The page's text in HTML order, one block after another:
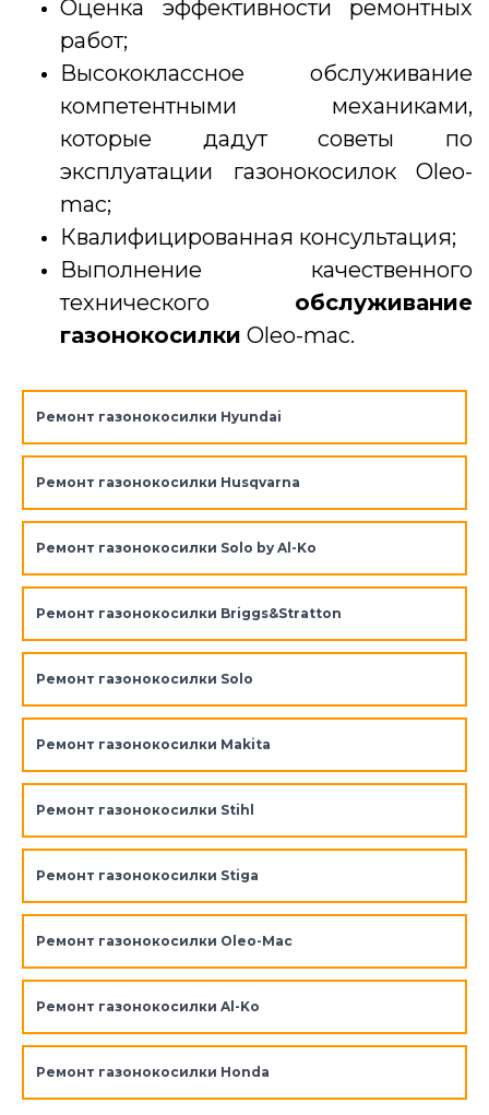
Оценка эффективности ремонтных
работ;
Высококлассное обслуживание
компетентными механиками,
которые дадут советы по
эксплуатации газонокосилок Oleo-
mac;
Квалифицированная консультация;
Выполнение качественного
технического обслуживание
газонокосилки Oleo-mac.
Ремонт газонокосилки Hyundai
Ремонт газонокосилки Husqvarna
Ремонт газонокосилки Solo by Al-Ko
Ремонт газонокосилки Briggs&Stratton
Ремонт газонокосилки Solo
Ремонт газонокосилки Makita
Ремонт газонокосилки Stihl
Ремонт газонокосилки Stiga
Ремонт газонокосилки Oleo-Mac
Ремонт газонокосилки Al-Ko
Ремонт газонокосилки Honda